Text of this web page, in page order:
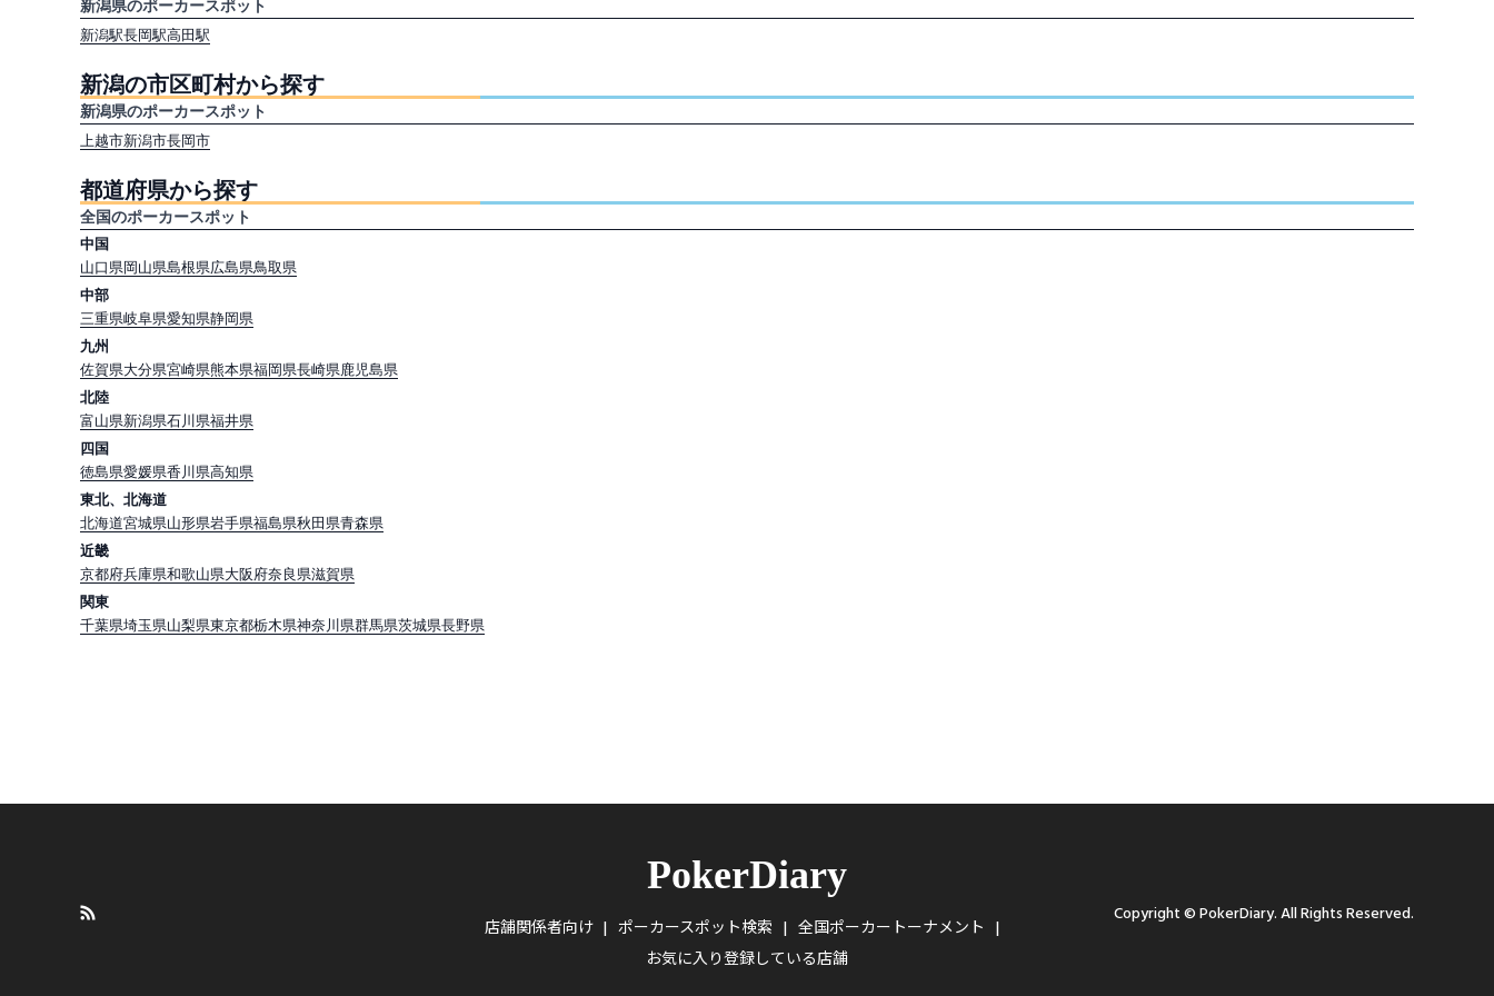
新潟県のポーカースポット
新潟駅長岡駅高田駅
新潟の市区町村から探す
新潟県のポーカースポット
上越市新潟市長岡市
都道府県から探す
全国のポーカースポット
中国
山口県岡山県島根県広島県鳥取県
中部
三重県岐阜県愛知県静岡県
九州
佐賀県大分県宮崎県熊本県福岡県長崎県鹿児島県
北陸
富山県新潟県石川県福井県
四国
徳島県愛媛県香川県高知県
東北、北海道
北海道宮城県山形県岩手県福島県秋田県青森県
近畿
京都府兵庫県和歌山県大阪府奈良県滋賀県
関東
千葉県埼玉県山梨県東京都栃木県神奈川県群馬県茨城県長野県
PokerDiary
店舗関係者向け ポーカースポット検索
全国ポーカートーナメント
お気に入り登録している店舗
Copyright © PokerDiary. All Rights Reserved.